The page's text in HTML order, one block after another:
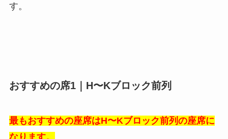
す。
おすすめの席1｜H〜Kブロック前列
最もおすすめの座席はH〜Kブロック前列の座席に